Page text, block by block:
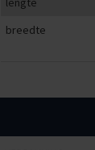
breedte